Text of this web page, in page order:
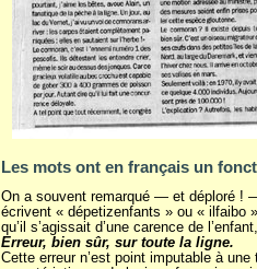
Les mots ont en français un
On a souvent remarqué — et déploré !
écrivent « dépetizenfants » ou « ilfaibo
qu’il s’agissait d’une carence de
Erreur, bien sûr, sur toute la ligne.
Cette erreur n’est point imputable à